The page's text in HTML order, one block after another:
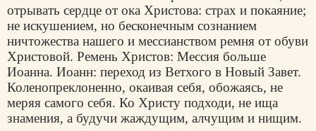
отрывать сердце от ока Христова: страх и покаяние;
не искушением, но бесконечным сознанием
ничтожества нашего и мессианством ремня от обуви
Христовой. Ремень Христов: Мессия больше
Иоанна. Иоанн: переход из Ветхого в Новый Завет.
Коленопреклоненно, окаивая себя, обожаясь, не
меряя самого себя. Ко Христу подходи, не ища
знамения, а будучи жаждущим, алчущим и нищим.